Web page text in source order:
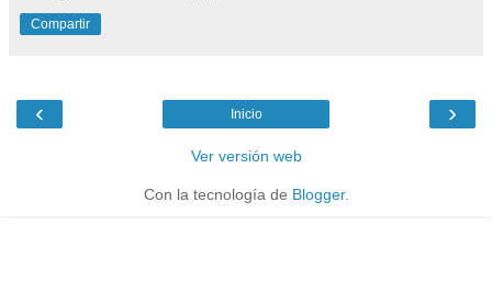
Compartir
‹ ›
Inicio
Ver versión web
Con la tecnología de Blogger.